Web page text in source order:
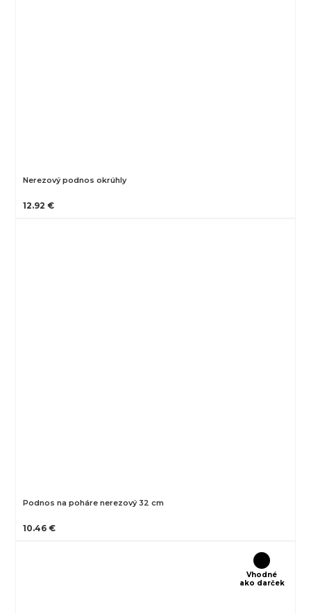
Nerezový podnos okrúhly
12.92 €
Podnos na poháre nerezový 32 cm
10.46 €
Vhodné
ako darček